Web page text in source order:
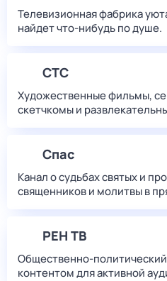
Телевизионная фабрика
найдет что‑нибудь по душе.
СТС
Художественные фильмы,
скетчкомы и
Спас
Канал о судьбах святых и
священников и молитвы в
РЕН ТВ
Общественно-
контентом для активной